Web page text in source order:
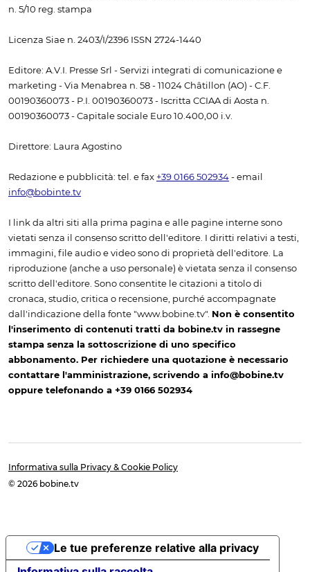
n. 5/10 reg. stampa
Licenza Siae n. 2403/I/2396 ISSN 2724-1440
Editore: A.V.I. Presse Srl - Servizi integrati di comunicazione e
marketing - Via Menabrea n. 58 - 11024 Châtillon (AO) - C.F.
00190360073 - P.I. 00190360073 - Iscritta CCIAA di Aosta n.
00190360073 - Capitale sociale Euro 10.400,00 i.v.
Direttore: Laura Agostino
Redazione e pubblicità: tel. e fax +39 0166 502934 - email
info@bobinte.tv
I link da altri siti alla prima pagina e alle pagine interne sono
vietati senza il consenso scritto dell'editore. I diritti relativi a testi,
immagini, file audio e video sono di proprietà dell'editore. La
riproduzione (anche a uso personale) è vietata senza il consenso
scritto dell'editore. Sono consentite le citazioni a titolo di
cronaca, studio, critica o recensione, purché accompagnate
dall'indicazione della fonte "www.bobine.tv". Non è consentito
l'inserimento di contenuti tratti da bobine.tv in rassegne
stampa senza la sottoscrizione di uno specifico
abbonamento. Per richiedere una quotazione è necessario
contattare l'amministrazione, scrivendo a info@bobine.tv
oppure telefonando a +39 0166 502934
Informativa sulla Privacy & Cookie Policy
© 2026 bobine.tv
Le tue preferenze relative alla privacy